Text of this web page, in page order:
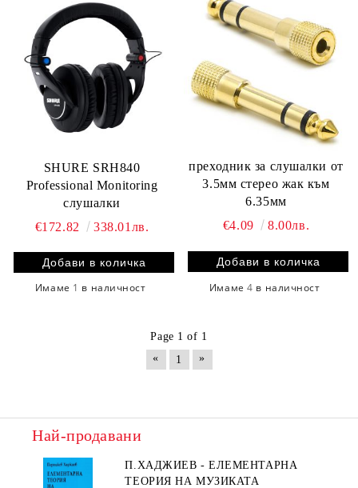
SHURE SRH840
Professional Monitoring
слушалки
€172.82
338.01лв.
Имаме 1 в наличност
преходник за слушалки от
3.5мм стерео жак към
6.35мм
€4.09
8.00лв.
Имаме4 в наличност
Page 1 of 1
«
1 »
Най-продавани
П.ХАДЖИЕВ - ЕЛЕМЕНТАРНА
ТЕОРИЯ НА МУЗИКАТА